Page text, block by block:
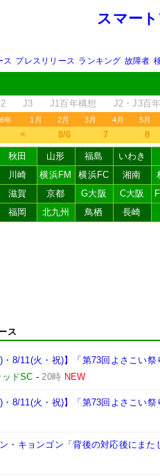
スマー
ス プレスリリース ランキング 故障者
J3 J1百年構想 J2・J3百
年 1月 2月 3月 4月 5月
＜ 8/6 7 8
秋田 山形 福島
いわき
川崎 横浜FM 横浜FC 湘南
滋賀 京都 G大阪 C大阪
福岡 北九州 鳥栖 長崎
ス
)・8/11(火・祝)】「第73回よさこい
ドSC -20時 NEW
)・8/11(火・祝)】「第73回よさこい
・キョンゴン「背後の対応後にま